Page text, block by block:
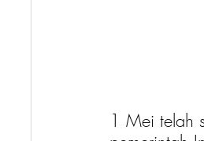
1 Mei telah